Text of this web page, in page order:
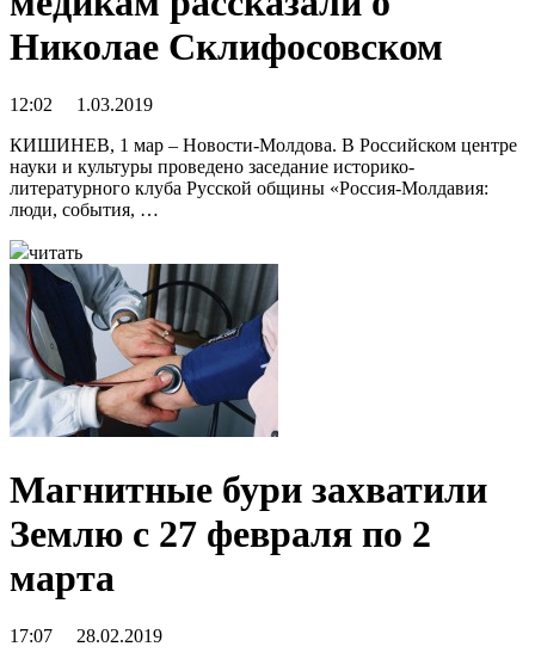
Николае Склифосовском
12:02 1.03.2019
КИШИНЕВ, 1 мар – Новости-Молдова. В Российском центре
науки и культуры проведено заседание историко-
литературного клуба Русской общины «Россия-Молдавия:
люди, события, …
читать
Магнитные бури захватили
Землю с 27 февраля по 2
марта
17:07 28.02.2019